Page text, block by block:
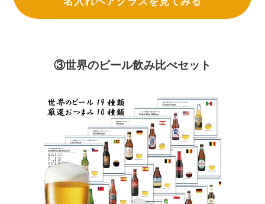
③世界のビール飲み比べセット